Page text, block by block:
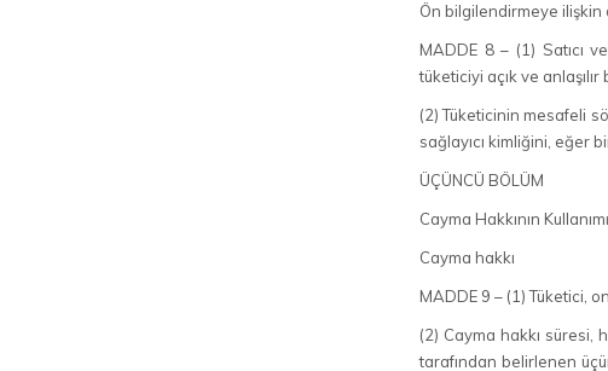
Ön bilgilendirmeye ilişkin
MADDE 8 – (1) Satıcı
tüketiciyi açık ve
(2) Tüketicinin mesafeli
sağlayıcı kimliğini, eğer
ÜÇÜNCÜ BÖLÜM
Cayma Hakkının
Cayma hakkı
MADDE 9 – (1) Tüketici,
(2) Cayma hakkı süresi,
tarafından belirlenen